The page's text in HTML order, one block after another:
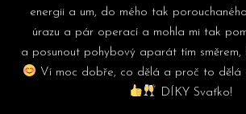
energii a um, do mého tak
úrazu a pár operací a mohla mi tak
a posunout pohybový aparát tím směrem,
Ví moc dobře, co dělá a proč to dělá
DÍKY Svaťko!